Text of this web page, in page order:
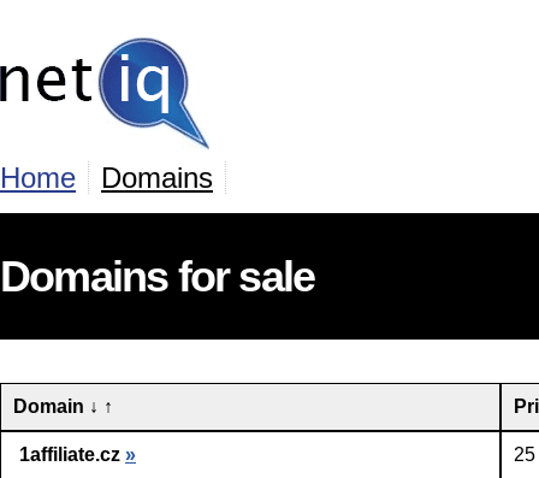
Home Domains
Domains for sale
Domain ↓ ↑
1affiliate.cz »